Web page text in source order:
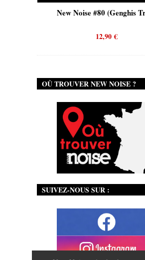
New Noise #80 (Genghis
12,90€
OÙ TROUVER NEW NOISE ?
SUIVEZ-NOUS SUR :